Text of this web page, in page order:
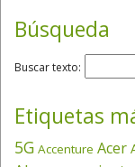
Búsqueda
Buscar texto:
Etiquetas
5G Accenture Acer